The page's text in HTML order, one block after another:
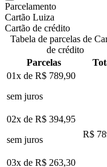
Parcelamento
Cartão Luiza
Cartão de crédito
Tabela de parcelas de
de crédito
Parcelas
01x de R$ 789,90
sem juros
02x de R$ 394,95
sem juros
R$
03x de R$ 263,30